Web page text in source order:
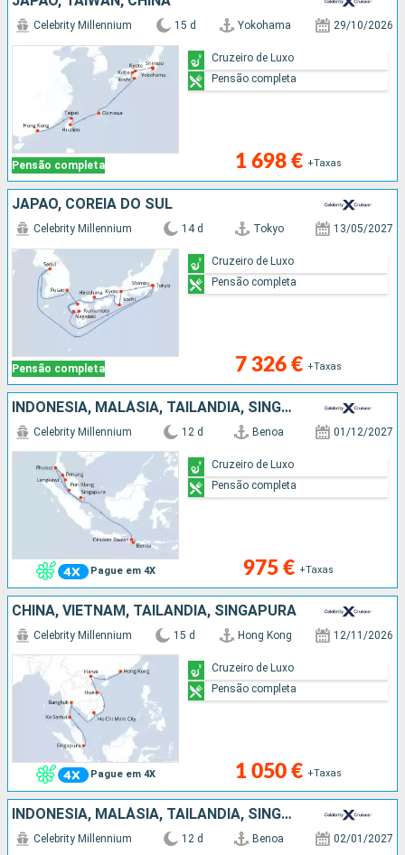
Pensão completa
Celebrity Millennium 15 d Yokohama 29/10/2026
1 698 € +Taxas
Cruzeiro de Luxo
Pensão completa
JAPÃO, COREIA DO SUL
Pensão completa
Celebrity Millennium 14 d Tokyo 13/05/2027
7 326 € +Taxas
Cruzeiro de Luxo
Pensão completa
INDONÉSIA, MALÁSIA, TAILÂNDIA, SINGAPURA
Pague em 4X
Celebrity Millennium 12 d Benoa 01/12/2027
975 € +Taxas
Cruzeiro de Luxo
Pensão completa
CHINA, VIETNAM, TAILÂNDIA, SINGAPURA
Pague em 4X
Celebrity Millennium 15 d Hong Kong 12/11/2026
1 050 € +Taxas
Cruzeiro de Luxo
Pensão completa
INDONÉSIA, MALÁSIA, TAILÂNDIA, SINGAPURA
Celebrity Millennium 12 d Benoa 02/01/2027